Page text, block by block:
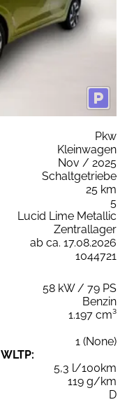
Pkw
Kleinwagen
Nov / 2025
Schaltgetriebe
25 km
5
Lucid Lime Metallic
Zentrallager
ab ca. 17.08.2026
1044721
58 kW / 79 PS
Benzin
1.197 cm³
1 (None)
5,3 l/100km
119 g/km
D